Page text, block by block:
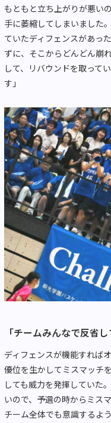
もともと立ち上がりが悪い
手に萎縮してしまいました
ていたディフェンスがあっ
ずに、そこからどんどん崩
して、リバウンドを取って
す」
「チームみんなで反省
ディフェンスが機能すれば
優位を生かしてミスマッチ
しても威力を発揮していた
いので、予選の時からミス
チーム全体でも意識するよ